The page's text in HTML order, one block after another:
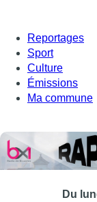
Reportages
Sport
Culture
Émissions
Ma commune
Du